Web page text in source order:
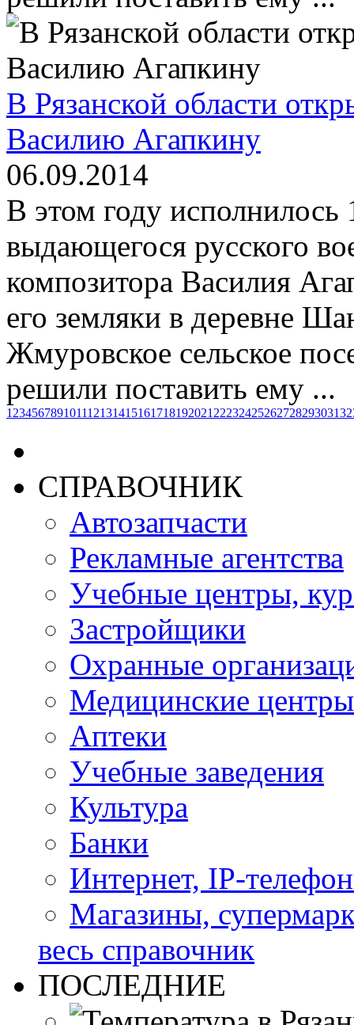
В Рязанской области
Василию Агапкину
06.09.2014
В этом году
выдающегося русского
композитора Василия
его земляки в деревне
Жмуровское сельское
решили поставить ему ...
1 23456789101112131415161718192021 2223242526272829303132
СПРАВОЧНИК
Автозапчасти
Рекламные агентства
Учебные центры,
Застройщики
Охранные
Медицинские центры
Аптеки
Учебные заведения
Культура
Банки
Интернет, IP-
Магазины,
весь справочник
ПОСЛЕДНИЕ